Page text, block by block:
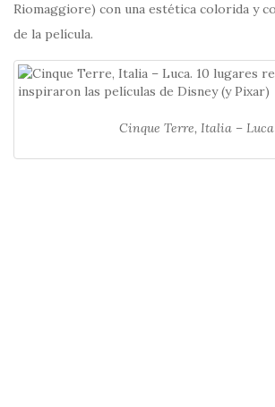
Riomaggiore) con una estética colorida y
de la película.
Cinque Terre, Italia – Luca